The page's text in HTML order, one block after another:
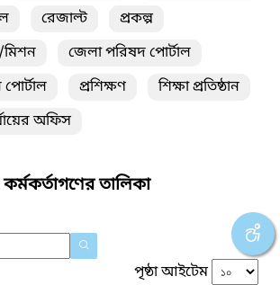
রেজাল্ট
প্রকল্প
মিশন
জেলা পরিষদ পোর্টাল
প্রশিক্ষণ
শিক্ষা প্রতিষ্ঠান
অফিস
তালিকা
পৃষ্ঠা আইটেম